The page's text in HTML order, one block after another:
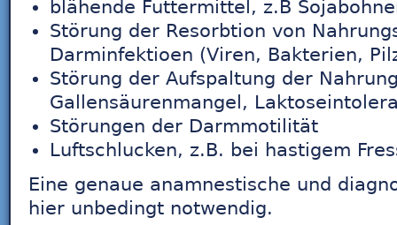
blähende Futtermittel, z.B
Störung der Resorbtion von
Darminfektioen (Viren, Bakterien,
Störung der Aufspaltung der
Gallensäurenmangel,
Störungen der Darmmotilität
Luftschlucken, z.B. bei hastigem
Eine genaue anamnestische und
hier unbedingt notwendig.